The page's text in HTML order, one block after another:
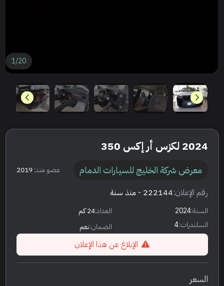
1/20
2024 لكزس أر إكس 350
معرض شركة الخليج للسيارات الدمام عضو منذ:2019
رقم الإعلان:222144 - منذ سنة
السنة:2024 العداد:24 كم
السلندرات:4 الضمان:نعم
الإبلاغ عن هذا الإعلان
السعر